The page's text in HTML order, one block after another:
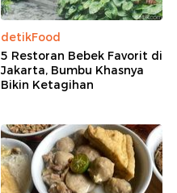
detikFood
5 Restoran Bebek Favorit di
Jakarta, Bumbu Khasnya
Bikin Ketagihan